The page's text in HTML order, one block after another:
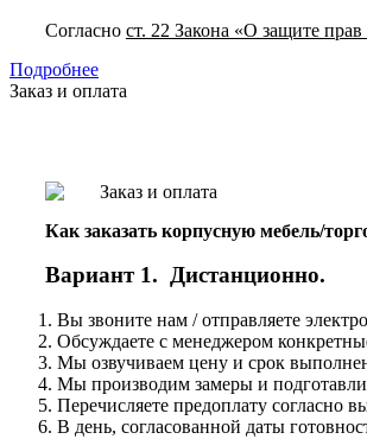
Согласно ст. 22 Закона «О защите прав
Подробнее
Заказ и оплата
Как заказать корпусную мебель/
Вариант 1. Дистанционно.
Вы звоните нам / отправляете
Обсуждаете с менеджером
Мы озвучиваем цену и срок
Мы производим замеры и
Перечисляете предоплату согласно
В день, согласованной даты